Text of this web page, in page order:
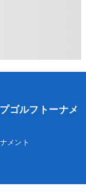
ゴルフトーナメ
メント